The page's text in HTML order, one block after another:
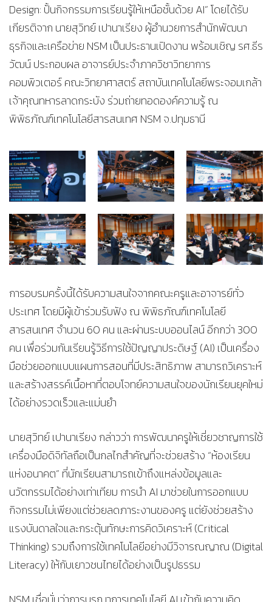
Design: ปั้นกิจกรรมการเรียนรู้ให้เหนือชั้นด้วย AI” โดยได้รับ
เกียรติจาก นายสุวิทย์ เปานาเรียง ผู้อำนวยการสำนักพัฒนา
ธุรกิจและเครือข่าย NSM เป็นประธานเปิดงาน พร้อมเชิญ รศ.ธีร
วัฒน์ ประกอบผล อาจารย์ประจำภาควิชาวิทยาการ
คอมพิวเตอร์ คณะวิทยาศาสตร์ สถาบันเทคโนโลยีพระจอมเกล้า
เจ้าคุณทหารลาดกระบัง ร่วมถ่ายทอดองค์ความรู้ ณ
พิพิธภัณฑ์เทคโนโลยีสารสนเทศ NSM จ.ปทุมธานี
การอบรมครั้งนี้ได้รับความสนใจจากคณะครูและอาจารย์ทั่ว
ประเทศ โดยมีผู้เข้าร่วมรับฟัง ณ พิพิธภัณฑ์เทคโนโลยี
สารสนเทศ จำนวน 60 คน และผ่านระบบออนไลน์ อีกกว่า 300
คน เพื่อร่วมกันเรียนรู้วิธีการใช้ปัญญาประดิษฐ์ (AI) เป็นเครื่อง
มือช่วยออกแบบแผนการสอนที่มีประสิทธิภาพ สามารถวิเคราะห์
และสร้างสรรค์เนื้อหาที่ตอบโจทย์ความสนใจของนักเรียนยุคใหม่
ได้อย่างรวดเร็วและแม่นยำ
นายสุวิทย์ เปานาเรียง กล่าวว่า การพัฒนาครูให้เชี่ยวชาญการใช้
เครื่องมือดิจิทัลถือเป็นกลไกสำคัญที่จะช่วยสร้าง “ห้องเรียน
แห่งอนาคต” ที่นักเรียนสามารถเข้าถึงแหล่งข้อมูลและ
นวัตกรรมได้อย่างเท่าเทียม การนำ AI มาช่วยในการออกแบบ
กิจกรรมไม่เพียงแต่ช่วยลดภาระงานของครู แต่ยังช่วยสร้าง
แรงบันดาลใจและกระตุ้นทักษะการคิดวิเคราะห์ (Critical
Thinking) รวมถึงการใช้เทคโนโลยีอย่างมีวิจารณญาณ (Digital
Literacy) ให้กับเยาวชนไทยได้อย่างเป็นรูปธรรม